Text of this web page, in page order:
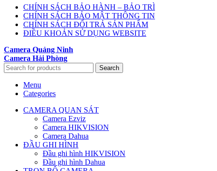
CHÍNH SÁCH BẢO HÀNH – BẢO TRÌ
CHÍNH SÁCH BẢO MẬT THÔNG TIN
CHÍNH SÁCH ĐỔI TRẢ SẢN PHẨM
ĐIỀU KHOẢN SỬ DỤNG WEBSITE
Camera Quảng Ninh
Camera Hải Phòng
Search
Menu
Categories
CAMERA QUAN SÁT
Camera Ezviz
Camera HIKVISION
Camera Dahua
ĐẦU GHI HÌNH
Đầu ghi hình HIKVISION
Đầu ghi hình Dahua